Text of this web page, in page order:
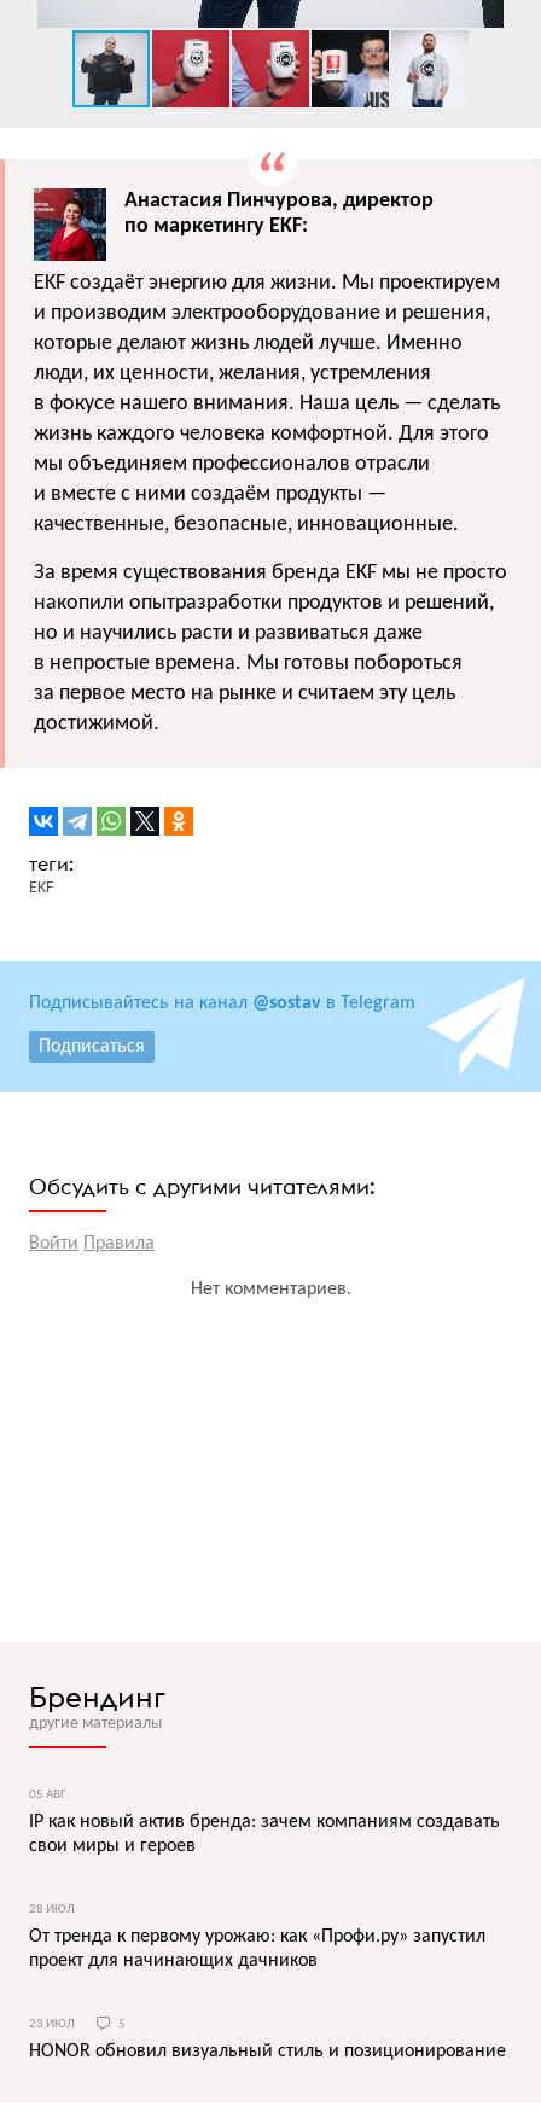
Анастасия Пинчурова, директор
по маркетингу EKF:
EKF создаёт энергию для жизни. Мы проектируем
и производим электрооборудование и решения,
которые делают жизнь людей лучше. Именно
люди, их ценности, желания, устремления
в фокусе нашего внимания. Наша цель — сделать
жизнь каждого человека комфортной. Для этого
мы объединяем профессионалов отрасли
и вместе с ними создаём продукты —
качественные, безопасные, инновационные.
За время существования бренда EKF мы не просто
накопили опытразработки продуктов и решений,
но и научились расти и развиваться даже
в непростые времена. Мы готовы побороться
за первое место на рынке и считаем эту цель
достижимой.
EKF
Подписывайтесь на канал @sostav в Telegram
Подписаться
Обсудить с другими читателями:
Войти Правила
Нет комментариев.
Брендинг
другие материалы
05 АВГ
IP как новый актив бренда: зачем компаниям создавать
свои миры и героев
28 ИЮЛ
От тренда к первому урожаю: как «Профи.ру» запустил
проект для начинающих дачников
23 ИЮЛ 5
HONOR обновил визуальный стиль и позиционирование